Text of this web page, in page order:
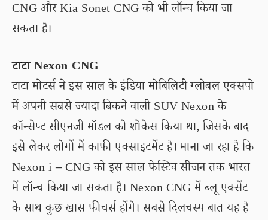
CNG और Kia Sonet CNG को भी लॉन्च किया जा
सकता है।
टाटा Nexon CNG
टाटा मोटर्स ने इस साल के इंडिया मोबिलिटी ग्लोबल एक्सपो
में अपनी सबसे ज्यादा बिकने वाली SUV Nexon के
कॉन्सेप्ट सीएनजी मॉडल को शोकेस किया था, जिसके बाद
इसे लेकर लोगों में काफी एक्साइटमेंट है। माना जा रहा है कि
Nexon i – CNG को इस साल फेस्टिव सीजन तक भारत
में लॉन्च किया जा सकता है। Nexon CNG में ब्लू एक्सेंट
के साथ कुछ खास फीचर्स होंगे। सबसे दिलचस्प बात यह है